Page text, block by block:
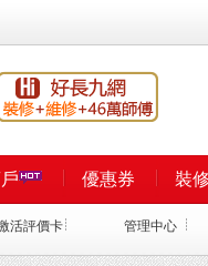
優惠券 裝
活評價卡 管理中心